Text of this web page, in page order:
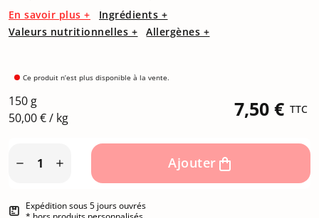
En savoir plus +
Ingrédients +
Valeurs nutritionnelles +
Allergènes +
Ce produit n’est plus disponible à la vente.
150 g
50,00 € / kg
7,50 € TTC
  Ajouter
Expédition sous 5 jours ouvrés